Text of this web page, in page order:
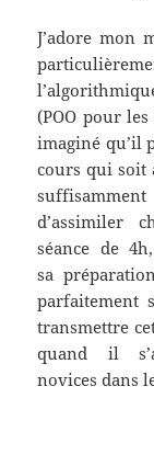
J’adore mon
(POO pour
imaginé qu’il
cours qui soit
d’assimiler
séance de
sa
parfaitement
transmettre
quand il
novices dans